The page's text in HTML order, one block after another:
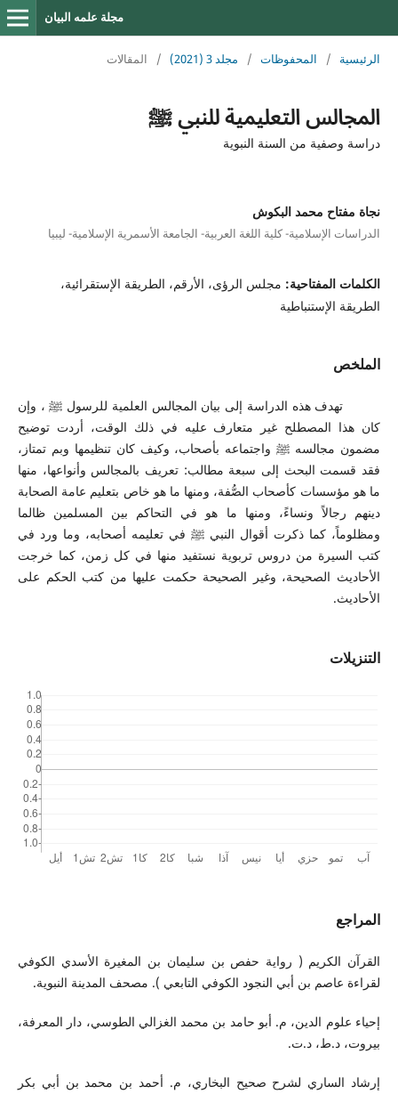
مجلة علمه البيان
الرئيسية / المحفوظات / مجلد 3 (2021) / المقالات
المجالس التعليمية للنبي ﷺ
دراسة وصفية من السنة النبوية
نجاة مفتاح محمد البكوش
الدراسات الإسلامية- كلية اللغة العربية- الجامعة الأسمرية الإسلامية- ليبيا
الكلمات المفتاحية: مجلس الرؤى، الأرقم، الطريقة الإستقرائية،
الطريقة الإستنباطية
الملخص
تهدف هذه الدراسة إلى بيان المجالس العلمية للرسول ﷺ ، وإن
كان هذا المصطلح غير متعارف عليه في ذلك الوقت، أردت توضيح
مضمون مجالسه ﷺ واجتماعه بأصحاب، وكيف كان تنظيمها وبم تمتاز،
فقد قسمت البحث إلى سبعة مطالب: تعريف بالمجالس وأنواعها، منها
ما هو مؤسسات كأصحاب الصُّفة، ومنها ما هو خاص بتعليم عامة الصحابة
دينهم رجالاً ونساءً، ومنها ما هو في التحاكم بين المسلمين ظالما
ومظلوماً، كما ذكرت أقوال النبي ﷺ في تعليمه أصحابه، وما ورد في
كتب السيرة من دروس تربوية نستفيد منها في كل زمن، كما خرجت
الأحاديث الصحيحة، وغير الصحيحة حكمت عليها من كتب الحكم على
الأحاديث.
التنزيلات
المراجع
القرآن الكريم ( رواية حفص بن سليمان بن المغيرة الأسدي الكوفي
لقراءة عاصم بن أبي النجود الكوفي التابعي ). مصحف المدينة النبوية.
إحياء علوم الدين، م. أبو حامد بن محمد الغزالي الطوسي، دار المعرفة،
بيروت، د.ط، د.ت.
إرشاد الساري لشرح صحيح البخاري، م. أحمد بن محمد بن أبي بكر